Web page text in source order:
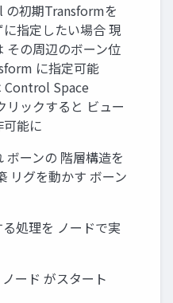
初期Transformを
指定したい場合 現
その周辺のボーン位
に指定可能
Control Space
リックすると ビュー
能に
ボーンの 階層構造を
リグを動かす ボーン
処理を ノードで実
ード がスタート